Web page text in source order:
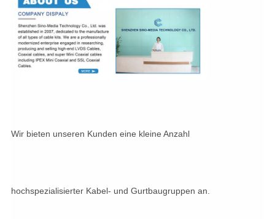
Wir bieten unseren Kunden eine kleine Anzahl
hochspezialisierter Kabel- und Gurtbaugruppen an.